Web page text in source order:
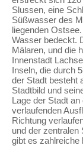
Slussen, eine
Süßwasser des
liegenden
Wasser bedeckt.
Mälaren, und die
Innenstadt
Inseln, die durch
der Stadt besteht
Stadtbild und
Lage der Stadt
verlaufenden
Richtung
und der zentralen
gibt es zahlreiche